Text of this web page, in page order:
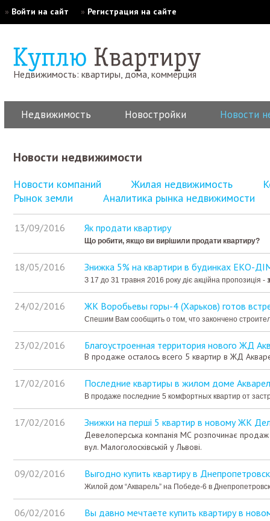
» Войти на сайт » Регистрация на сайте
Недвижимость: квартиры, дома, коммерция
Недвижимость Новостройки Новости
Новости недвижимости
Новости компаний Жилая недвижимость
Рынок земли
Аналитика рынка недвижимости
13/09/2016 Як продати квартиру
Що робити, якщо ви вирішили продати квартиру?
18/05/2016 Знижка 5% на квартири в будинках ЕКО-ДІМ
З 17 до 31 травня 2016 року діє акційна пропозиція -
24/02/2016 ЖК Воробьевы горы-4 (Харьков) готов
Спешим Вам сообщить о том, что закончено
23/02/2016 Благоустроенная территория нового ЖД
В продаже осталось всего 5 квартир в ЖД
17/02/2016 Последние квартиры в жилом доме
В продаже последние 5 комфортных квартир от
17/02/2016 Знижки на перші 5 квартир в новому ЖК
Девелоперська компанія МС розпочинає
вул. Малоголосківській у Львові.
09/02/2016 Выгодно купить квартиру в
Жилой дом “Акварель” на Победе-6 в
06/02/2016 Вы давно мечтаете купить квартиру в